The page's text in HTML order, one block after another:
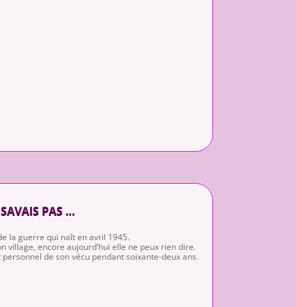
SAVAIS PAS …
la guerre qui naît en avril 1945.
village, encore aujourd’hui elle ne peux rien dire.
personnel de son vécu pendant soixante-deux ans.